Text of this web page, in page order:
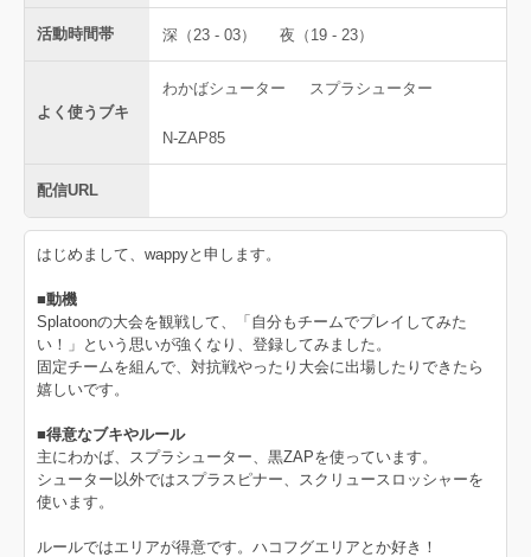
活動時間帯 深（23 - 03） 夜（19 - 23）
よく使うブキ
わかばシューター スプラシューター
N-ZAP85
配信URL
はじめまして、wappyと申します。
■動機
Splatoonの大会を観戦して、「自分もチームでプレイしてみた
い！」という思いが強くなり、登録してみました。
固定チームを組んで、対抗戦やったり大会に出場したりできたら
嬉しいです。
■得意なブキやルール
主にわかば、スプラシューター、黒ZAPを使っています。
シューター以外ではスプラスピナー、スクリュースロッシャーを
使います。
ルールではエリアが得意です。ハコフグエリアとか好き！